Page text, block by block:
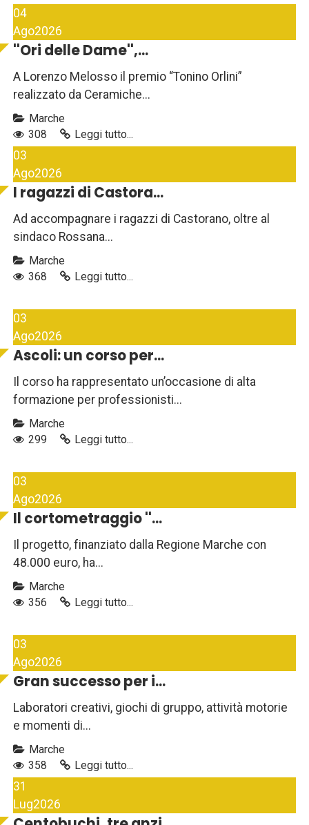
04
Ago2026
''Ori delle Dame'',...
A Lorenzo Melosso il premio “Tonino Orlini”
realizzato da Ceramiche...
Marche
308
Leggi tutto...
03
Ago2026
I ragazzi di Castora...
Ad accompagnare i ragazzi di Castorano, oltre al
sindaco Rossana...
Marche
368
Leggi tutto...
03
Ago2026
Ascoli: un corso per...
Il corso ha rappresentato un’occasione di alta
formazione per professionisti...
Marche
299
Leggi tutto...
03
Ago2026
Il cortometraggio ''...
Il progetto, finanziato dalla Regione Marche con
48.000 euro, ha...
Marche
356
Leggi tutto...
03
Ago2026
Gran successo per i...
Laboratori creativi, giochi di gruppo, attività motorie
e momenti di...
Marche
358
Leggi tutto...
31
Lug2026